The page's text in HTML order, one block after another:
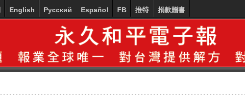
English Русский Español FB 推特 捐款贈書